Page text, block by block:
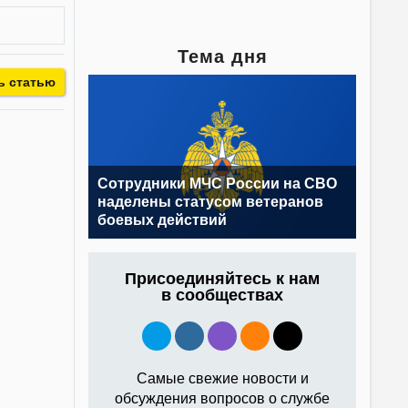
статью
Тема дня
Сотрудники МЧС России на СВО
наделены статусом ветеранов
боевых действий
Присоединяйтесь к нам
в сообществах
Самые свежие новости и
обсуждения вопросов о службе